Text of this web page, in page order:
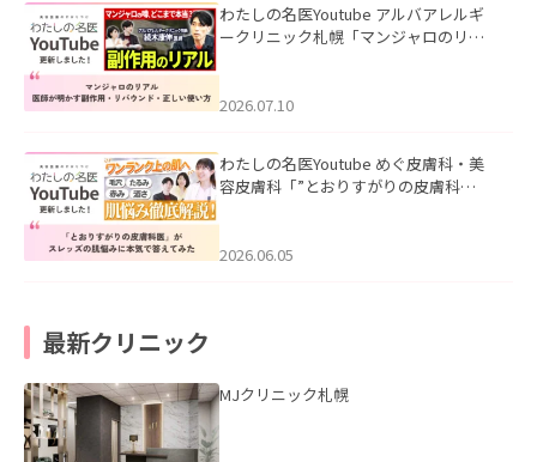
わたしの名医Youtube アルバアレルギ
ークリニック札幌「マンジャロのリア
た。
2026.07.10
わたしの名医Youtube めぐ皮膚科・美
容皮膚科「”とおりすがりの皮膚科
2026.06.05
最新クリニック
MJクリニック札幌